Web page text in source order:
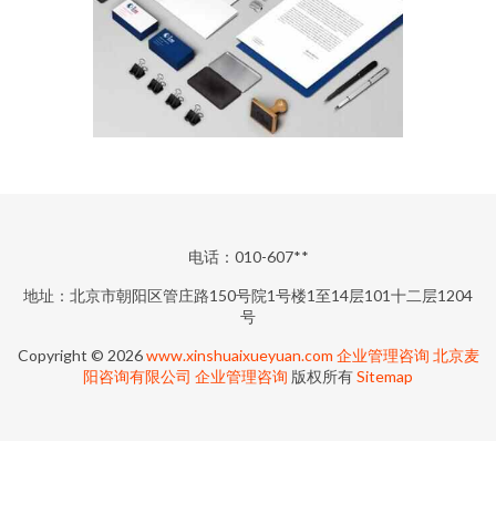
电话：010-607**
地址：北京市朝阳区管庄路150号院1号楼1至14层101十二层1204
号
Copyright © 2026www.xinshuaixueyuan.com 企业管理咨询 北京麦
阳咨询有限公司 企业管理咨询 版权所有Sitemap